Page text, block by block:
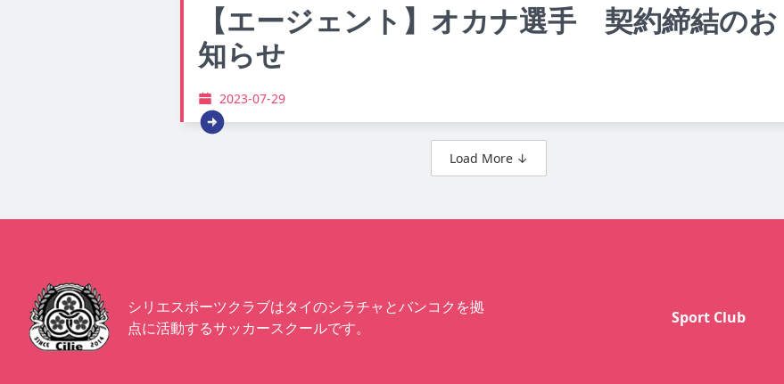
【エージェント】オカナ選手 契約締結のお
知らせ
2023-07-29
Load More ↓
シリエスポーツクラブはタイのシラチャとバンコクを拠
点に活動するサッカースクールです。
Sport Club